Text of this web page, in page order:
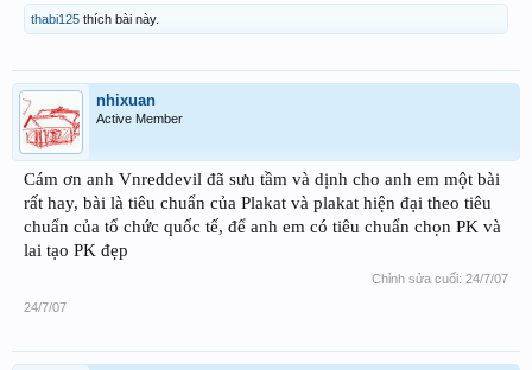
thabi125 thích bài này.
nhixuan
Active Member
Cám ơn anh Vnreddevil đã sưu tầm và dịnh cho anh em một bài
rất hay, bài là tiêu chuẩn của Plakat và plakat hiện đại theo tiêu
chuẩn của tổ chức quốc tế, để anh em có tiêu chuẩn chọn PK và
lai tạo PK đẹp
Chỉnh sửa cuối: 24/7/07
24/7/07